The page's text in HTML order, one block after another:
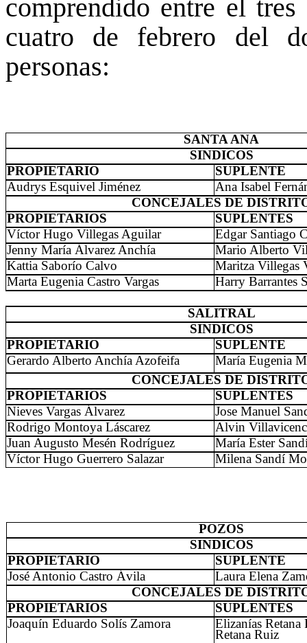
comprendido entre el
cuatro de febrero del
personas:
SANTA ANA
SINDICOS
PROPIETARIO
SUPLENTE
Audrys Esquivel Jiménez
Ana Isabel
CONCEJALES DE
PROPIETARIOS
SUPLENTES
Víctor Hugo Villegas Aguilar
Edgar Santiago
Jenny María Álvarez Anchía
Mario Alberto
Kattia Saborío Calvo
Maritza Villegas
Marta Eugenia Castro Vargas
Harry Barrantes
SALITRAL
SINDICOS
PROPIETARIO
SUPLENTE
Gerardo Alberto Anchía Azofeifa
María Eugenia
CONCEJALES DE
PROPIETARIOS
SUPLENTES
Nieves Vargas Álvarez
Jose Manuel
Rodrigo Montoya Láscarez
Alvin
Juan Augusto Mesén Rodríguez
María Ester
Víctor Hugo Guerrero Salazar
Milena Sandí
POZOS
SINDICOS
PROPIETARIO
SUPLENTE
José Antonio Castro Ávila
Laura Elena
CONCEJALES DE
PROPIETARIOS
SUPLENTES
Joaquín Eduardo Solís Zamora
Elizanías
Retana Ruiz